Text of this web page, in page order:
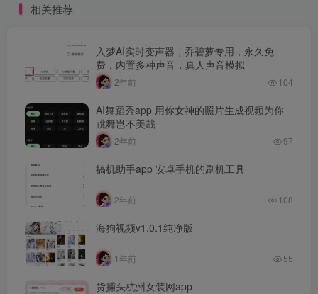
相关推荐
入梦AI实时变声器，乔碧萝专用，永久免
费，内置多种声音，真人声音模拟
2年前 104
AI舞蹈秀app 用你女神的照片生成视频为你
跳舞岂不美哉
2年前 97
搞机助手app 安卓手机的刷机工具
2年前 108
海狗视频v1.0.1纯净版
1年前 55
货捕头杭州女装网app